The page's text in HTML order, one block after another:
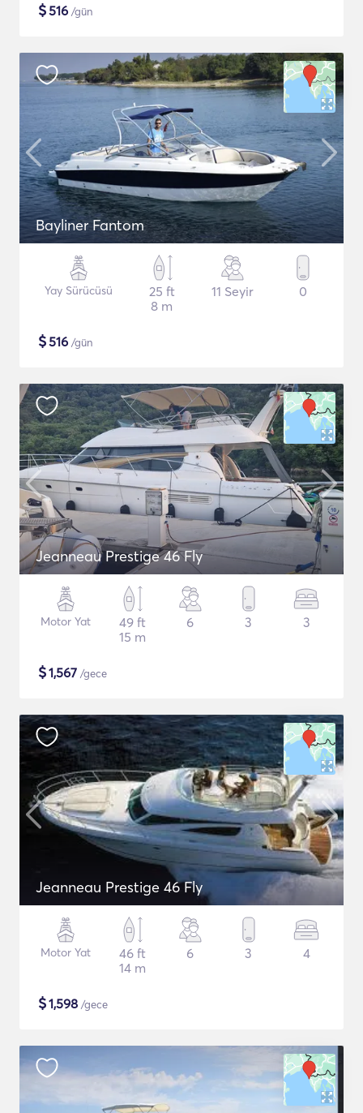
$516 /gün
Bayliner Fantom
Yay Sürücüsü
25 ft
8 m
11 Seyir 0
$516 /gün
Jeanneau Prestige 46 Fly
Motor Yat
49 ft
15 m
6 3 3
$1,567 /gece
Jeanneau Prestige 46 Fly
Motor Yat
46 ft
14 m
6 3 4
$1,598 /gece